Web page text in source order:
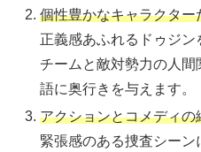
個性豊かなキャラクター
正義感あふれるドゥジ
チームと敵対勢力の人
語に奥行きを与えます。
アクションとコメディの
緊張感のある捜査シーン